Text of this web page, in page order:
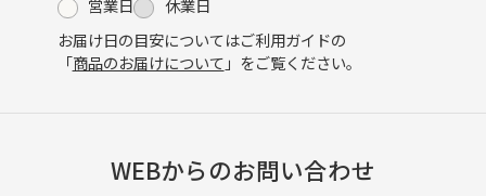
営業日
休業日
お届け日の目安についてはご利用ガイドの
「商品のお届けについて 」をご覧ください。
WEBからのお問い合わせ